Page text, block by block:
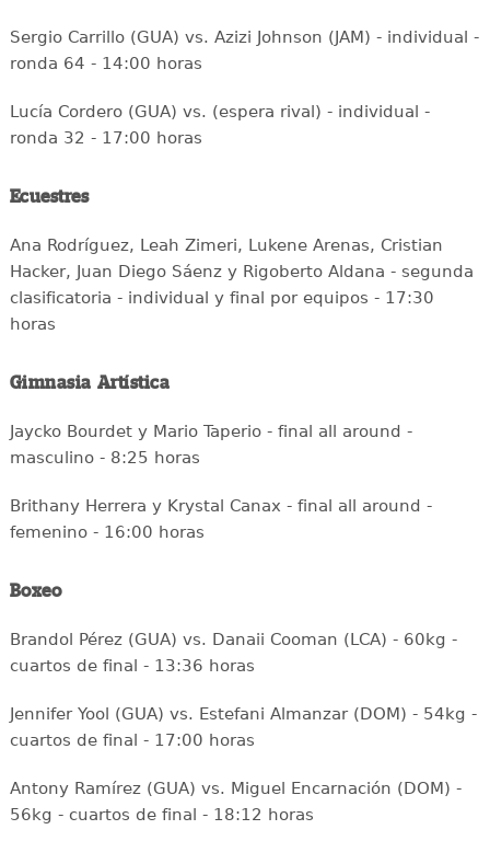
Sergio Carrillo (GUA) vs. Azizi Johnson (JAM) - individual -
ronda 64 - 14:00 horas
Lucía Cordero (GUA) vs. (espera rival) - individual -
ronda 32 - 17:00 horas
Ecuestres
Ana Rodríguez, Leah Zimeri, Lukene Arenas, Cristian
Hacker, Juan Diego Sáenz y Rigoberto Aldana - segunda
clasificatoria - individual y final por equipos - 17:30
horas
Gimnasia Artística
Jaycko Bourdet y Mario Taperio - final all around -
masculino - 8:25 horas
Brithany Herrera y Krystal Canax - final all around -
femenino - 16:00 horas
Boxeo
Brandol Pérez (GUA) vs. Danaii Cooman (LCA) - 60kg -
cuartos de final - 13:36 horas
Jennifer Yool (GUA) vs. Estefani Almanzar (DOM) - 54kg -
cuartos de final - 17:00 horas
Antony Ramírez (GUA) vs. Miguel Encarnación (DOM) -
56kg - cuartos de final - 18:12 horas